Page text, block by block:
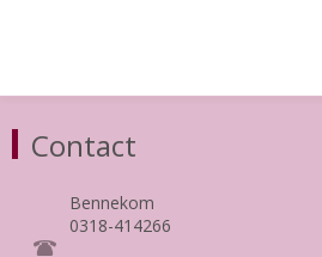
Contact
Bennekom
0318-414266